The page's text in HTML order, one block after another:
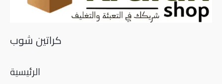
كراتين شوب
الرئيسية